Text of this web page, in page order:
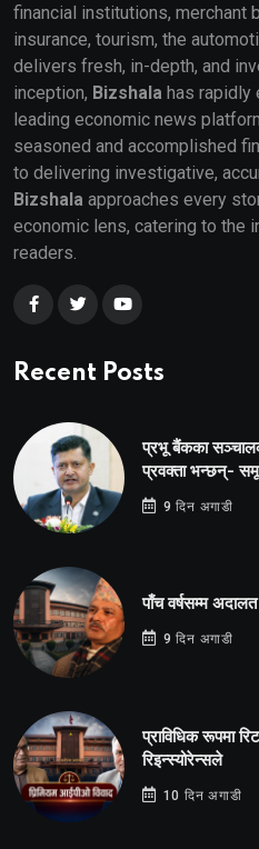
financial institutions, merchant
insurance, tourism, the
delivers fresh, in-depth, and
inception, Bizshala has rapidly
leading economic news
seasoned and accomplished
to delivering investigative,
Bizshala approaches every
economic lens, catering to the
readers.
Recent Posts
प्रभू बैंकका
प्रवक्ता भन्छन्-
9 दिन अगाडी
पाँच वर्षसम्म
9 दिन अगाडी
प्राविधिक रूपमा
रिइन्स्योरेन्सले
10 दिन अगाडी